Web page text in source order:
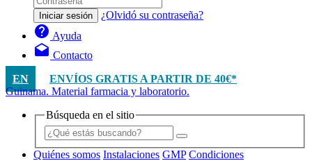
Iniciar sesión ¿Olvidó su contraseña?
help Ayuda
drafts Contacto
EN
ENVÍOS GRATIS A PARTIR DE 40€*
Guinama. Material farmacia y laboratorio.
Búsqueda en el sitio
Quiénes somos Instalaciones GMP Condiciones